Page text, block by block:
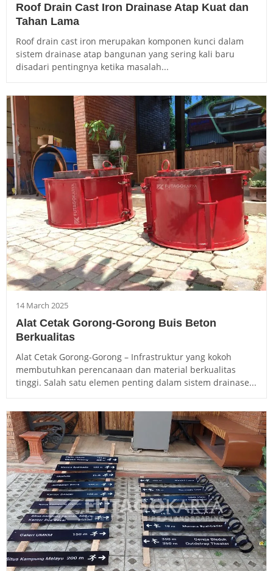
Roof Drain Cast Iron Drainase Atap Kuat dan
Tahan Lama
Roof drain cast iron merupakan komponen kunci dalam
sistem drainase atap bangunan yang sering kali baru
disadari pentingnya ketika masalah...
14 March 2025
Alat Cetak Gorong-Gorong Buis Beton
Berkualitas
Alat Cetak Gorong-Gorong – Infrastruktur yang kokoh
membutuhkan perencanaan dan material berkualitas
tinggi. Salah satu elemen penting dalam sistem drainase...